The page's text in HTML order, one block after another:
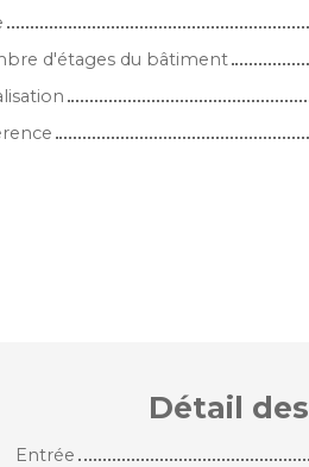
d'étages du bâtiment
Détail des
Entrée